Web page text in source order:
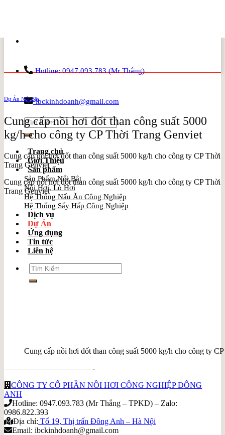
Hotline: 0947.093.783 (Mr Thắng)
ibckinhdoanh@gmail.com
Search
for:
Trang chủ
Giới Thiệu
Sản phẩm
Sản Phẩm Nổi Bật
Nồi Hơi, Lò Hơi
Hệ Thống Nấu Ăn Công Nghiệp
Hệ Thống Sấy Hấp Công Nghiệp
Dịch vụ
Dự Án
Ứng dụng
Tin tức
Liên hệ
Search
for:
Dự Án Nổi Bật
Cung cấp nồi hơi đốt than công suất 5000
kg/h cho công ty CP Thời Trang Genviet
Cung cấp nồi hơi đốt than công suất 5000 kg/h cho công ty CP Thời
Trang Genviet
Cung cấp nồi hơi đốt than công suất 5000 kg/h cho công ty CP Thời
Trang Genviet
Cung cấp nồi hơi đốt than công suất 5000 kg/h cho công ty
———————————-
CÔNG TY CỔ PHẦN NỒI HƠI CÔNG NGHIỆP ĐÔNG
ANH
Hotline: 0947.093.783 (Mr Thắng – TPKD) – Zalo:
0986.822.393
Địa chỉ: Tổ 19, Thị trấn Đông Anh – Hà Nội
Email: ibckinhdoanh@gmail.com